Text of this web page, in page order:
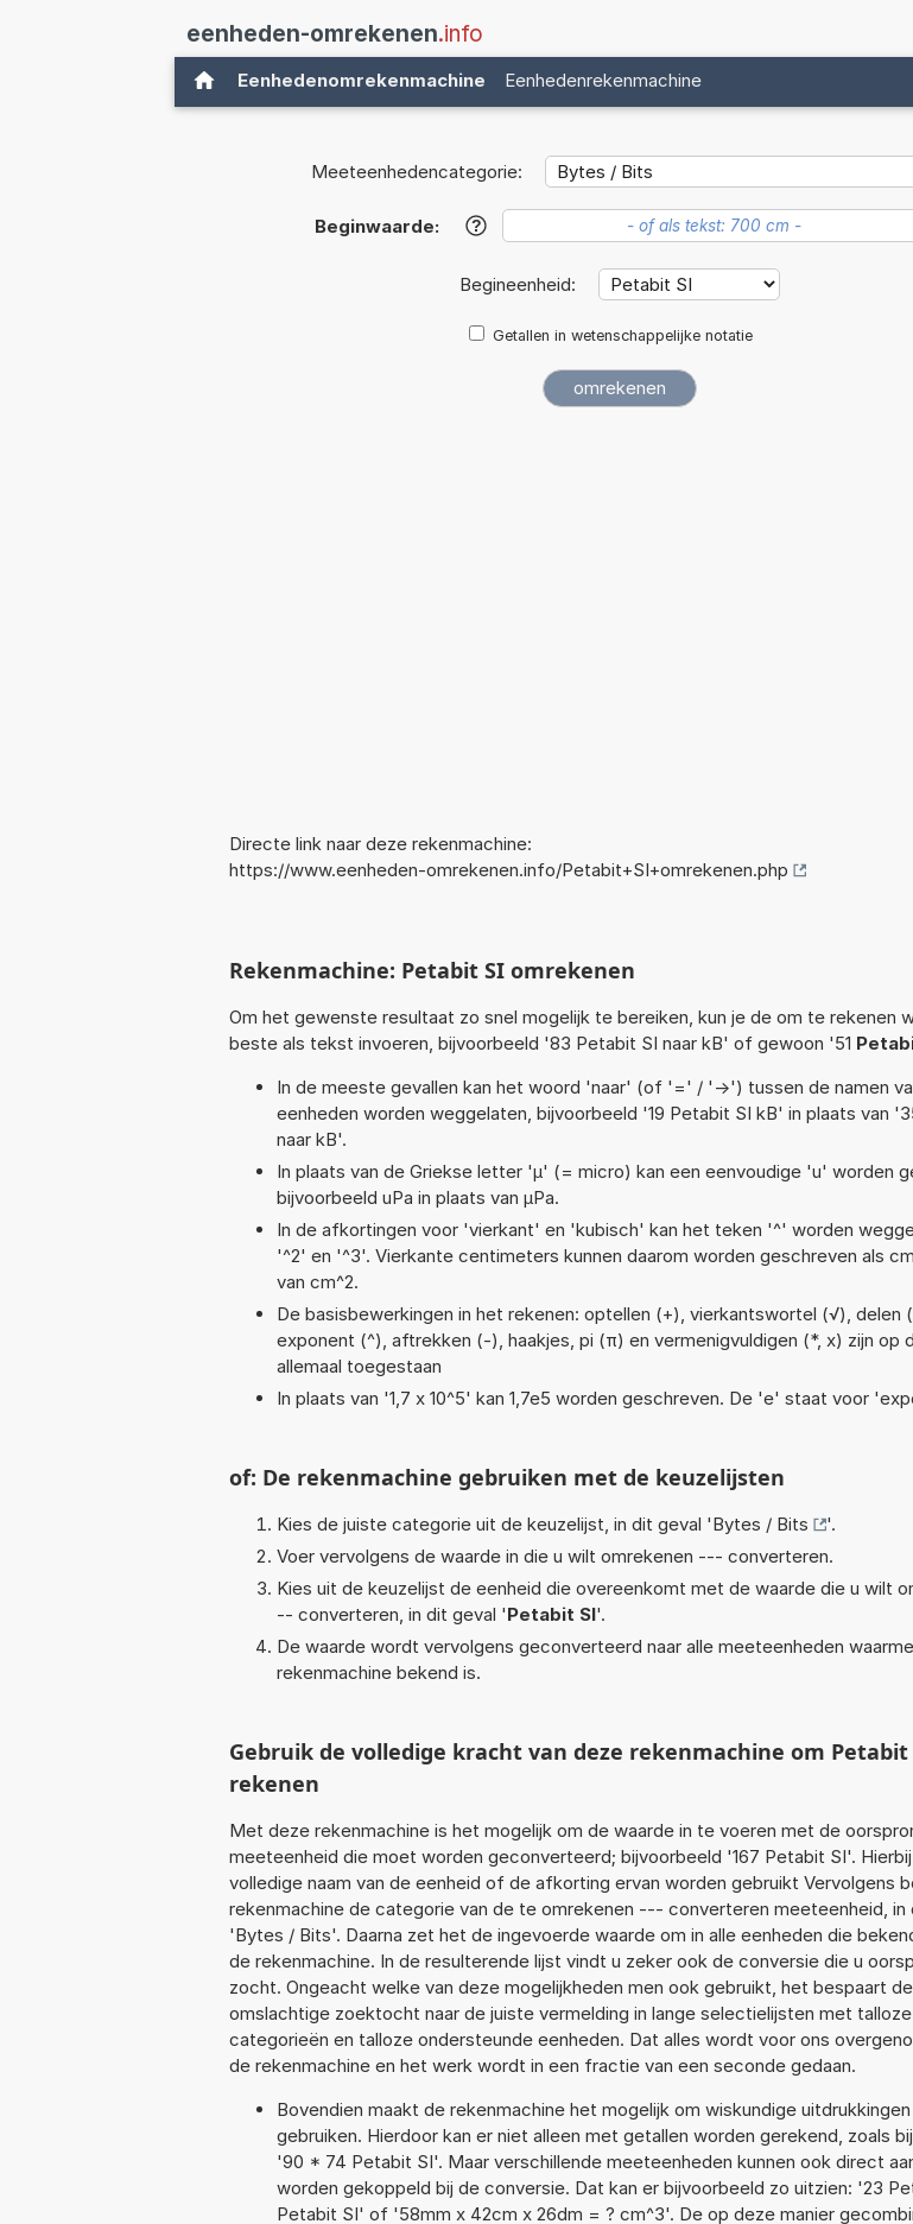
eenheden-omrekenen.info
Eenhedenomrekenmachine Eenhedenrekenmachine
Meeteenhedencategorie:
Beginwaarde: ?
Begineenheid:
Getallen in wetenschappelijke notatie
Directe link naar deze rekenmachine:
https://www.eenheden-omrekenen.info/Petabit+SI+omrekenen.php
Rekenmachine: Petabit SI omrekenen
Om het gewenste resultaat zo snel mogelijk te bereiken, kun je de om te rekenen
beste als tekst invoeren, bijvoorbeeld '83 Petabit SI naar kB' of gewoon '51
In de meeste gevallen kan het woord 'naar' (of '=' / '->') tussen de namen
eenheden worden weggelaten, bijvoorbeeld '19 Petabit SI kB' in plaats van
naar kB'.
In plaats van de Griekse letter 'µ' (= micro) kan een eenvoudige 'u' worden
bijvoorbeeld uPa in plaats van µPa.
In de afkortingen voor 'vierkant' en 'kubisch' kan het teken '^' worden
'^2' en '^3'. Vierkante centimeters kunnen daarom worden geschreven als
van cm^2.
De basisbewerkingen in het rekenen: optellen (+), vierkantswortel (√), delen
exponent (^), aftrekken (-), haakjes, pi (π) en vermenigvuldigen (*, x) zijn op
allemaal toegestaan
In plaats van '1,7 x 10^5' kan 1,7e5 worden geschreven. De 'e' staat voor
of: De rekenmachine gebruiken met de keuzelijsten
Kies de juiste categorie uit de keuzelijst, in dit geval 'Bytes / Bits
'.
Voer vervolgens de waarde in die u wilt omrekenen --- converteren.
Kies uit de keuzelijst de eenheid die overeenkomt met de waarde die u wilt
-- converteren, in dit geval 'Petabit SI'.
De waarde wordt vervolgens geconverteerd naar alle meeteenheden
rekenmachine bekend is.
Gebruik de volledige kracht van deze rekenmachine om Petabit
rekenen
Met deze rekenmachine is het mogelijk om de waarde in te voeren met de
meeteenheid die moet worden geconverteerd; bijvoorbeeld '167 Petabit SI'.
volledige naam van de eenheid of de afkorting ervan worden gebruikt Vervolgens
rekenmachine de categorie van de te omrekenen --- converteren meeteenheid, in
'Bytes / Bits'. Daarna zet het de ingevoerde waarde om in alle eenheden die
de rekenmachine. In de resulterende lijst vindt u zeker ook de conversie die u
zocht. Ongeacht welke van deze mogelijkheden men ook gebruikt, het bespaart de
omslachtige zoektocht naar de juiste vermelding in lange selectielijsten met talloze
categorieën en talloze ondersteunde eenheden. Dat alles wordt voor ons
de rekenmachine en het werk wordt in een fractie van een seconde gedaan.
Bovendien maakt de rekenmachine het mogelijk om wiskundige
gebruiken. Hierdoor kan er niet alleen met getallen worden gerekend, zoals
'90 * 74 Petabit SI'. Maar verschillende meeteenheden kunnen ook direct
worden gekoppeld bij de conversie. Dat kan er bijvoorbeeld zo uitzien: '23
Petabit SI' of '58mm x 42cm x 26dm = ? cm^3'. De op deze manier